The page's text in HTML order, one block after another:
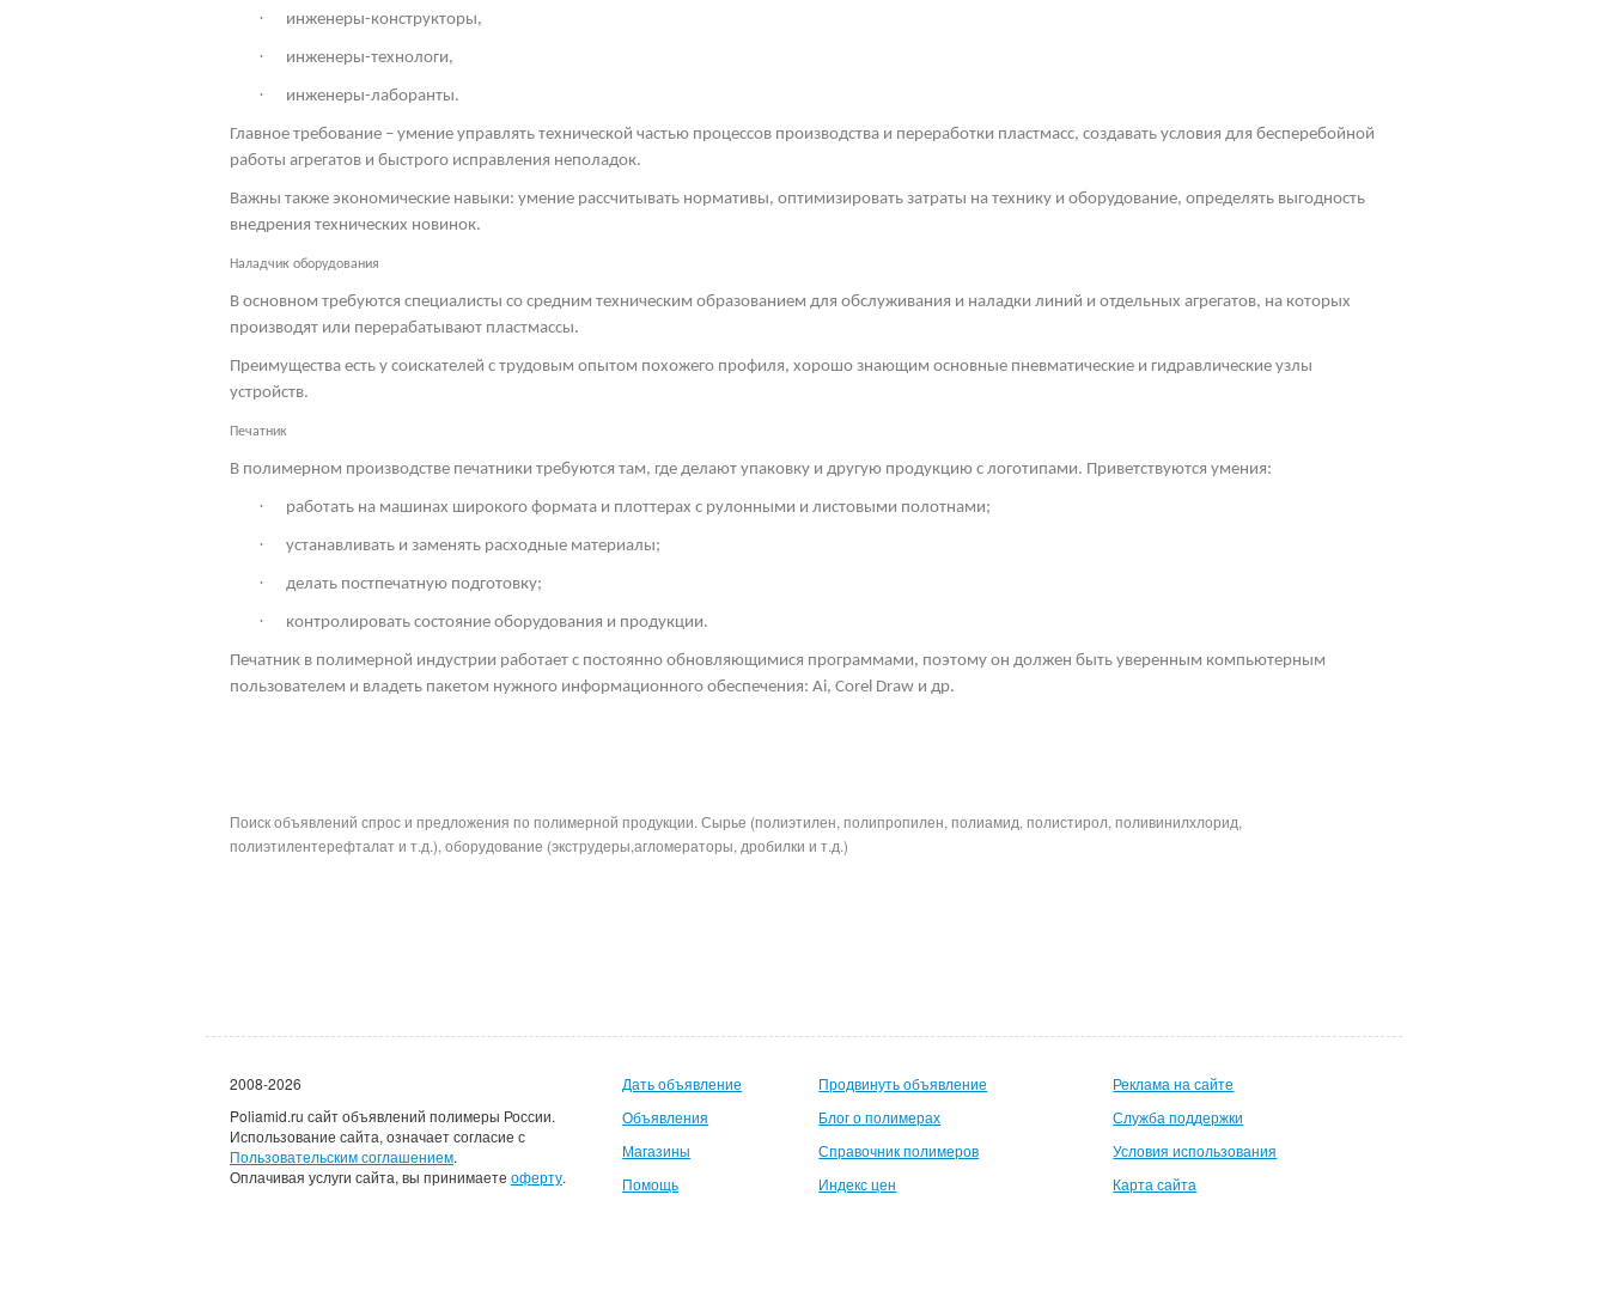
· инженеры-конструкторы,
· инженеры-технологи,
· инженеры-лаборанты.
Главное требование – умение управлять технической частью процессов производства и переработки пластмасс, создавать условия для бесперебойной
работы агрегатов и быстрого исправления неполадок.
Важны также экономические навыки: умение рассчитывать нормативы, оптимизировать затраты на технику и оборудование, определять выгодность
внедрения технических новинок.
Наладчик оборудования
В основном требуются специалисты со средним техническим образованием для обслуживания и наладки линий и отдельных агрегатов, на которых
производят или перерабатывают пластмассы.
Преимущества есть у соискателей с трудовым опытом похожего профиля, хорошо знающим основные пневматические и гидравлические узлы
устройств.
Печатник
В полимерном производстве печатники требуются там, где делают упаковку и другую продукцию с логотипами. Приветствуются умения:
· работать на машинах широкого формата и плоттерах с рулонными и листовыми полотнами;
· устанавливать и заменять расходные материалы;
· делать постпечатную подготовку;
· контролировать состояние оборудования и продукции.
Печатник в полимерной индустрии работает с постоянно обновляющимися программами, поэтому он должен быть уверенным компьютерным
пользователем и владеть пакетом нужного информационного обеспечения: Ai, Corel Draw и др.
Поиск объявлений спрос и предложения по полимерной продукции. Сырье (полиэтилен, полипропилен, полиамид, полистирол, поливинилхлорид,
полиэтилентерефталат и т.д.), оборудование (экструдеры,агломераторы, дробилки и т.д.)
2008-2026
Poliamid.ru сайт объявлений полимеры России.
Использование сайта, означает согласие с
Пользовательским соглашением.
Оплачивая услуги сайта, вы принимаете оферту.
Дать объявление
Объявления
Магазины
Помощь
Продвинуть объявление
Блог о полимерах
Справочник полимеров
Индекс цен
Реклама на сайте
Служба поддержки
Условия использования
Карта сайта